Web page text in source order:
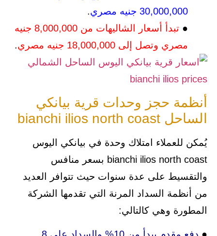
30,000,000 جنيه مصري
.
●
تبدأ أسعار الشاليهات من 8,000,000 جنيه
مصري وتصل إلى 18,000,000 جنيه مصري
.
أنظمة حجز وحدات قرية بيانكي
الساحل bianchi ilios north coast
يُمكن للعملاء امتلاك وحدة في بيانكي اليوس
bianchi ilios north coast بسعر منافس
والتقسيط على عدة سنوات حيث تتوافر العديد
من أنظمة السداد المرنة التي تقدمها الشركة
المطورة وهي كالتالي: